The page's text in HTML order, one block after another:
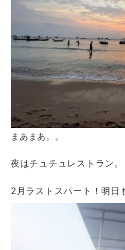
まあまあ。。
夜はチュチュレストラン。
2月ラストスパート！明日